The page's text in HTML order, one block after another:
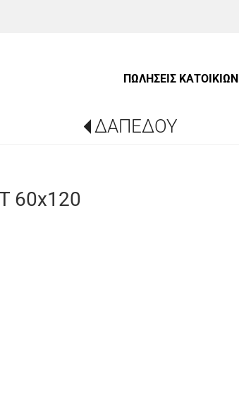
ΠΩΛΗΣΕΙΣ ΚΑΤΟΙΚΙΩΝ
ΔΑΠΕΔΟΥ
60x120